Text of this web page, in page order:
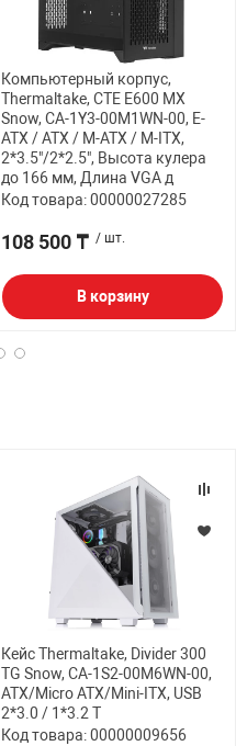
Компьютерный корпус,
Thermaltake, CTE E600 MX
Snow, CA-1Y3-00M1WN-00, E-
ATX / ATX / M-ATX / M-ITX,
2*3.5"/2*2.5", Высота кулера
до 166 мм, Длина VGA д
Код товара: 00000027285
108 500 ₸ / шт.
В корзину
Кейс Thermaltake, Divider 300
TG Snow, CA-1S2-00M6WN-00,
ATX/Micro ATX/Mini-ITX, USB
2*3.0 / 1*3.2 T
Код товара: 00000009656